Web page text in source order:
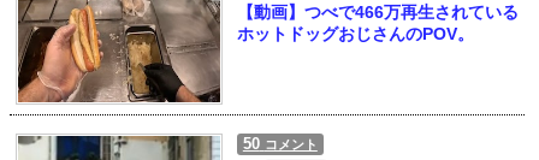
【動画】つべで466万再生されている
ホットドッグおじさんのPOV。
50 コメント